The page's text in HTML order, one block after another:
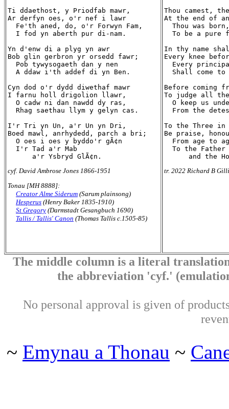
Ti ddaethost, y Priodfab mawr,
Ar derfyn oes, o'r nef i lawr
  Fe'th aned, do, o'r Forwyn Fam,
  I fod yn aberth pur di-nam.
Yn d'enw di a plyg yn awr
Bob glin gerbron yr orsedd fawr;
  Pob tywysogaeth dan y nen
  A ddaw i'th addef di yn Ben.
Cyn dod o'r dydd diwethaf mawr
I farnu holl drigolion llawr,
  O cadw ni dan nawdd dy ras,
  Rhag saethau llym y gelyn cas.
I'r Tri yn Un, a'r Un yn Dri,
Boed mawl, anrhydedd, parch a bri;
  O oes i oes y byddo'r gÃ¢n
  I'r Tad a'r Mab
cyf. David Ambrose Jones 1866-1951
Tonau [MH 8888]:
Creator Alme Siderum (Sarum plainsong)
Hesperus (Henry Baker 1835-1910)
St Gregory (Darmstadt Gesangbuch 1690)
Tallis / Tallis' Canon (Thomas Tallis c.1505-85)
Thou camest,
At the end of an
Thou was
To be a pure
In thy name
Every knee
Every
Shall come to
Before coming
To judge all
O keep us
From the
To the Three in
Be praise,
From age to
To the Father
tr. 2022 Richard B
The middle column is a literal
the abbreviation 'cyf.'
No personal approval is given of
~ Emynau a Thonau ~